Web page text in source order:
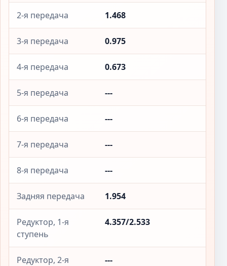
2-я передача 1.468
3-я передача 0.975
4-я передача 0.673
5-я передача ---
6-я передача ---
7-я передача ---
8-я передача ---
Задняя передача 1.954
Редуктор, 1-я
ступень
4.357/2.533
Редуктор, 2-я
---